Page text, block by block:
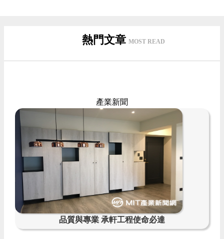
熱門文章 MOST READ
產業新聞
品質與專業 承軒工程使命必達